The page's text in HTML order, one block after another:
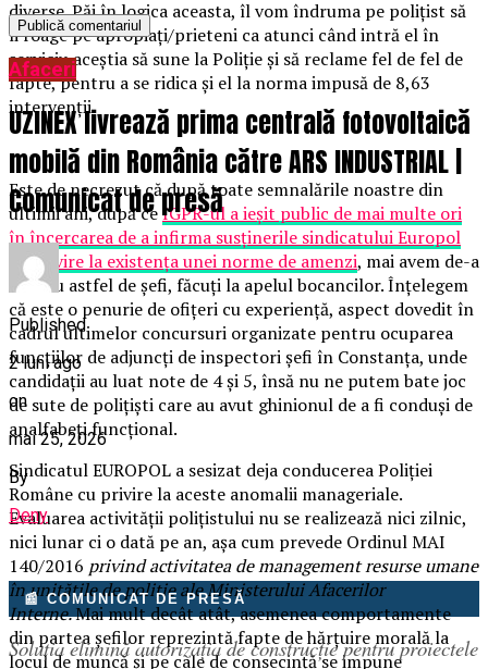
diverse. Păi în logica aceasta, îl vom îndruma pe polițist să
îi roage pe apropiați/prieteni ca atunci când intră el în
serviciu aceștia să sune la Poliție și să reclame fel de fel de
fapte, pentru a se ridica și el la norma impusă de 8,63
intervenții.
Este de necrezut că după toate semnalările noastre din
ultimii ani, după ceIGPR-ul a ieșit public de mai multe ori
în încercarea de a infirma susținerile sindicatului Europol
cu privire la existența unei norme de amenzi, mai avem de-a
face cu astfel de șefi, făcuți la apelul bocancilor. Înțelegem
că este o penurie de ofițeri cu experiență, aspect dovedit în
cadrul ultimelor concursuri organizate pentru ocuparea
funcțiilor de adjuncți de inspectori șefi în Constanța, unde
candidații au luat note de 4 și 5, însă nu ne putem bate joc
de sute de polițiști care au avut ghinionul de a fi conduși de
analfabeți funcțional.
Sindicatul EUROPOL a sesizat deja conducerea Poliției
Române cu privire la aceste anomalii manageriale.
Evaluarea activității polițistului nu se realizează nici zilnic,
nici lunar ci o dată pe an, așa cum prevede Ordinul MAI
140/2016 privind activitatea de management resurse umane
în unitățile de poliție ale Ministerului Afacerilor
Interne.Mai mult decât atât, asemenea comportamente
din partea șefilor reprezintă fapte de hărțuire morală la
locul de muncă și pe cale de consecință se impune
Afaceri
UZINEX livrează prima centrală fotovoltaică
mobilă din România către ARS INDUSTRIAL |
Comunicat de presă
Published
2 luni ago
on
mai 25, 2026
By
Deny
📰 COMUNICAT DE PRESĂ
Soluția elimină autorizația de construcție pentru proiectele